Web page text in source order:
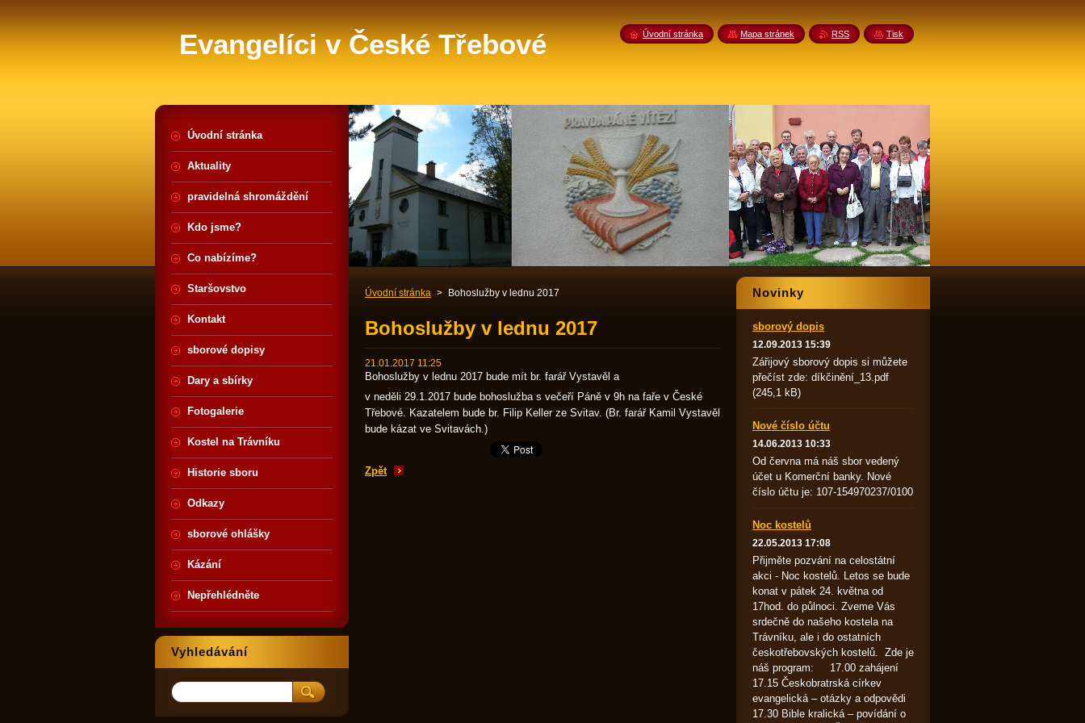
Evangelíci v České Třebové
Úvodní stránka > Bohoslužby v lednu 2017
Bohoslužby v lednu 2017
21.01.2017 11:25
Bohoslužby v lednu 2017 bude mít br. farář Vystavěl a
v neděli 29.1.2017 bude bohoslužba s večeří Páně v 9h na faře v České
Třebové. Kazatelem bude br. Filip Keller ze Svitav. (Br. farář Kamil Vystavěl
bude kázat ve Svitavách.)
Zpět
Novinky
sborový dopis
12.09.2013 15:39
Zářijový sborový dopis si můžete
přečíst zde: díkčinění_13.pdf
(245,1 kB)
Nové číslo účtu
14.06.2013 10:33
Od června má náš sbor vedený
účet u Komerční banky. Nové
číslo účtu je: 107-154970237/0100
Noc kostelů
22.05.2013 17:08
Přijměte pozvání na celostátní
akci - Noc kostelů. Letos se bude
konat v pátek 24. května od
17hod. do půlnoci. Zveme Vás
srdečně do našeho kostela na
Trávníku, ale i do ostatních
českotřebovských kostelů. Zde je
náš program: 17.00 zahájení
17.15 Českobratrská církev
evangelická – otázky a odpovědi
17.30 Bible kralická – povídání o
Úvodní stránka
Aktuality
pravidelná shromáždění
Kdo jsme?
Co nabízíme?
Staršovstvo
Kontakt
sborové dopisy
Dary a sbírky
Fotogalerie
Kostel na Trávníku
Historie sboru
Odkazy
sborové ohlášky
Kázání
Nepřehlédněte
Vyhledávání
Úvodní stránka Mapa stránek RSS Tisk